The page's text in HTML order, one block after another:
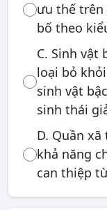
ưu thế trên
bố theo
C. Sinh vật
loại bỏ
sinh vật
sinh thái
D. Quần
khả năng
can thiệp